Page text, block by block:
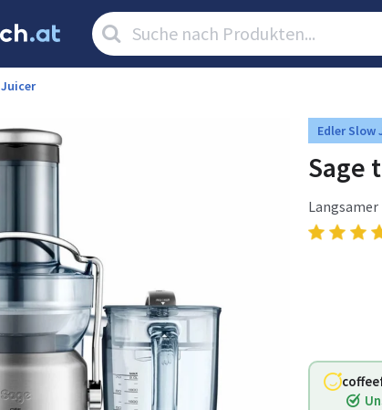
Artikel
suchen:
Edler Slow
Sage
Langsamer